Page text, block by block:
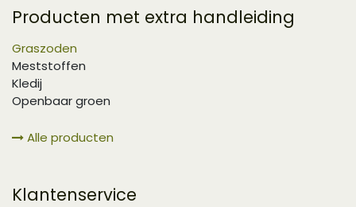
Producten met extra handleiding
Graszoden
Meststoffen
Kledij
Openbaar groen
Alle producten
Klantenservice